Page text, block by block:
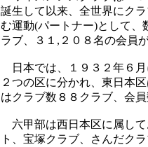
誕生して以来、全世界にク
む運動(パートナー)として、
ラブ、３１,２０８名の会員
日本では、１９３２年６
２つの区に分かれ、東日本
はクラブ数８８クラブ、会
六甲部は西日本区に属し
ト、宝塚クラブ、さんだク